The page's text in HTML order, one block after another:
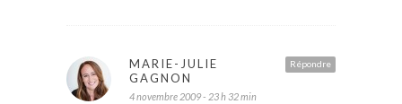
Répondre
MARIE-JULIE
GAGNON
4 novembre 2009 - 23 h 32 min